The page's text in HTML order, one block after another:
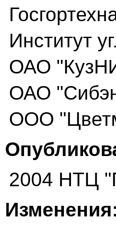
Институт
ОАО
ОАО
ООО
2004 НТЦ